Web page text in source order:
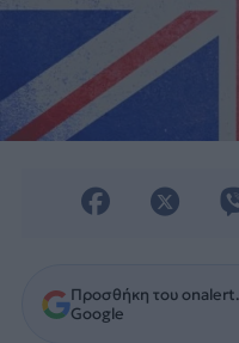
Προσθήκη του
Google